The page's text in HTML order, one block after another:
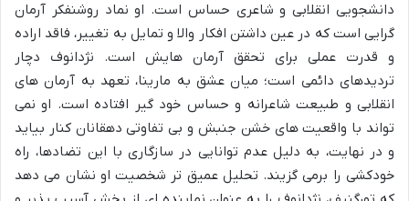
دانشجویی انقلابی و شاعری حساس است. او نماد روشنفکر آرمان
گرایی است که در عین داشتن افکار والا و تمایل به تغییر، فاقد اراده
و قدرت عملی برای تحقق آرمان هایش است. نژدانوف دچار
تردیدهای دائمی است؛ میان عشق به مارینا، تعهد به آرمان های
انقلابی و طبیعت شاعرانه و حساس خود گیر افتاده است. او نمی
تواند با واقعیت های خشن جنبش و بی تفاوتی دهقانان کنار بیاید
و در نهایت، به دلیل عدم توانایی در سازگاری با این تضادها، راه
خودکشی را برمی گزیند. تحلیل عمیق تر شخصیت او نشان می دهد